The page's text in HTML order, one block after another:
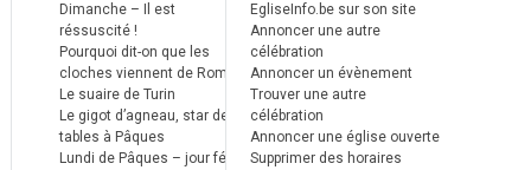
Dimanche – Il est
réssuscité !
Pourquoi dit-on que les
cloches viennent de Rome ?
Le suaire de Turin
Le gigot d’agneau, star des
tables à Pâques
Lundi de Pâques – jour férié
EgliseInfo.be sur son site
Annoncer une autre
célébration
Annoncer un évènement
Trouver une autre
célébration
Annoncer une église ouverte
Supprimer des horaires